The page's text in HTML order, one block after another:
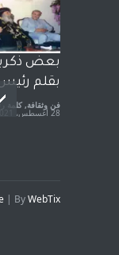
بعض
بقلم رئيس
فن وثقافة, كلمة
28 أغسطس، 2021
| ByWebTix